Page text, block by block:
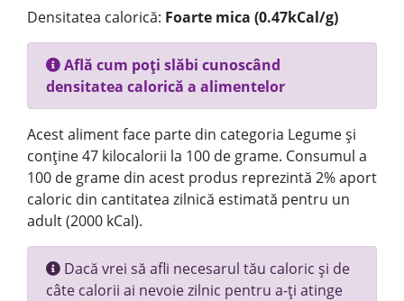
Densitatea calorică: Foarte mica (0.47kCal/g)
Află cum poți slăbi cunoscând
densitatea calorică a alimentelor
Acest aliment face parte din categoria Legume și
conține 47 kilocalorii la 100 de grame. Consumul a
100 de grame din acest produs reprezintă 2% aport
caloric din cantitatea zilnică estimată pentru un
adult (2000 kCal).
Dacă vrei să afli necesarul tău caloric și de
câte calorii ai nevoie zilnic pentru a-ți atinge